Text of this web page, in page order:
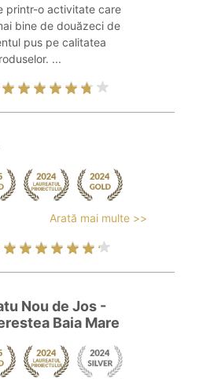
printr-o activitate care
bine de douăzeci de
pus pe calitatea
...
Arată mai multe >>
Nou de Jos -
Baia Mare